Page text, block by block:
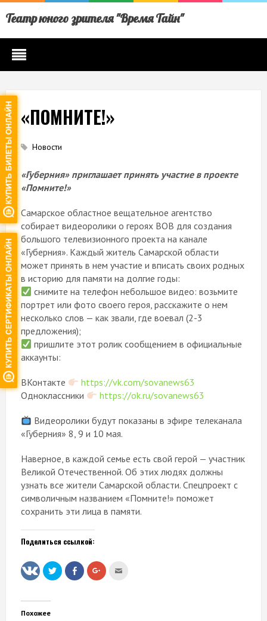
Театр юного зрителя "Время Тайн"
«ПОМНИТЕ!»
Новости
«Губерния» приглашает принять участие в проекте
«Помните!»
Самарское областное вещательное агентство
собирает видеоролики о героях ВОВ для создания
большого телевизионного проекта на канале
«Губерния». Каждый житель Самарской области
может принять в нем участие и вписать своих родных
в историю для памяти на долгие годы:
снимите на телефон небольшое видео: возьмите
портрет или фото своего героя, расскажите о нем
несколько слов — как звали, где воевал (2-3
предложения);
пришлите этот ролик сообщением в официальные
аккаунты:
ВКонтакте
https://vk.com/sovanews63
Одноклассники
https://ok.ru/sovanews63
Видеоролики будут показаны в эфире телеканала
«Губерния» 8, 9 и 10 мая.
Наверное, в каждой семье есть свой герой — участник
Великой Отечественной. Об этих людях должны
узнать все жители Самарской области. Спецпроект с
символичным названием «Помните!» поможет
сохранить эти лица в памяти.
Поделиться ссылкой:
Нажмите,
чтобы
поделиться
Нажмите
здесь,
чтобы
Нажмите,
чтобы
Похожее